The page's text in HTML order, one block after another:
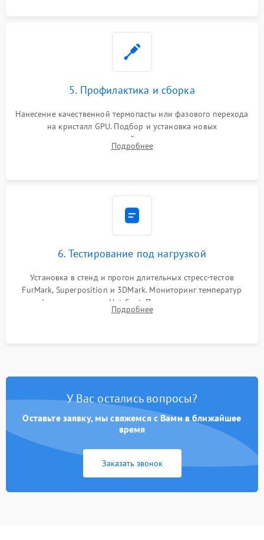
5. Профилактика и сборка
Нанесение качественной термопасты или фазового перехода
на кристалл GPU. Подбор и установка новых
термопрокладок правильной толщины на память и цепи
питания. Монтаж радиатора и бэкплейта, подключение и
Подробнее
6. Тестирование под нагрузкой
Установка в стенд и прогон длительных стресс-тестов
FurMark, Superposition и 3DMark. Мониторинг температур
графического чипа и Hot Spot. Проверка на отсутствие
артефактов изображения, вылетов драйвера и зависаний.
Подробнее
У Вас остались вопросы?
Оставьте заявку, мы свяжемся с Вами в ближайшее
время
Заказать звонок